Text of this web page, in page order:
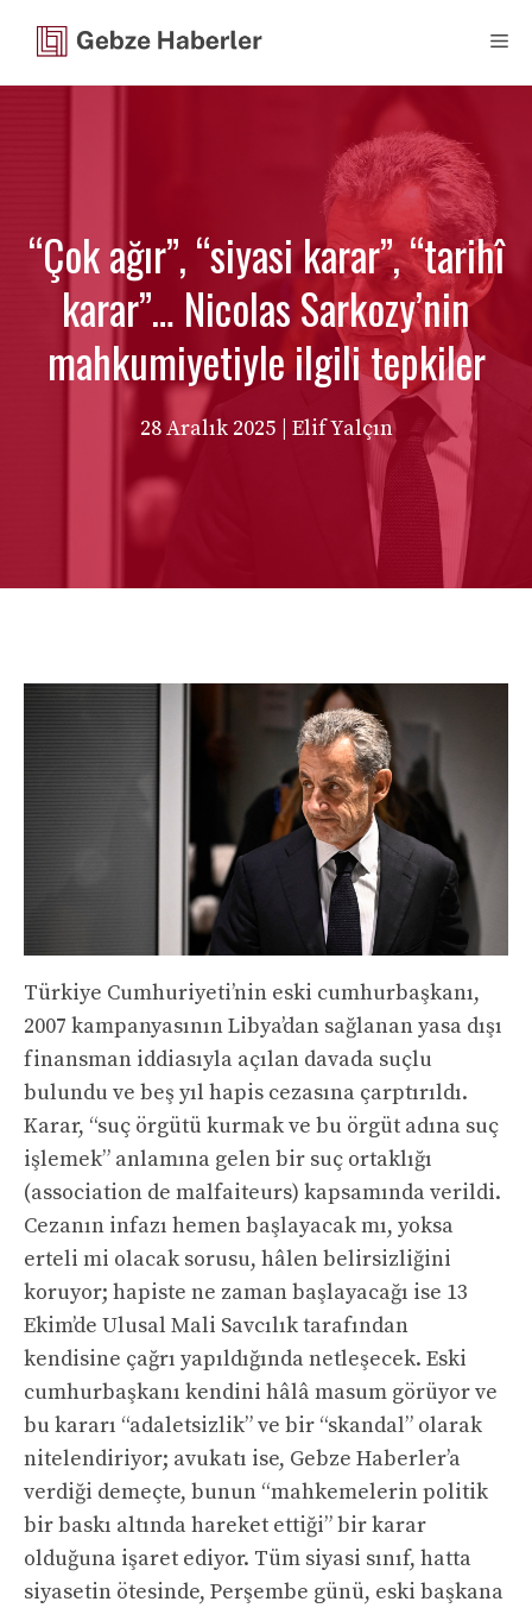
“Çok ağır”, “siyasi karar”, “tarihî
karar”… Nicolas Sarkozy’nin
mahkumiyetiyle ilgili tepkiler
28 Aralık 2025 | Elif Yalçın
Türkiye Cumhuriyeti’nin eski cumhurbaşkanı,
2007 kampanyasının Libya’dan sağlanan yasa dışı
finansman iddiasıyla açılan davada suçlu
bulundu ve beş yıl hapis cezasına çarptırıldı.
Karar, “suç örgütü kurmak ve bu örgüt adına suç
işlemek” anlamına gelen bir suç ortaklığı
(association de malfaiteurs) kapsamında verildi.
Cezanın infazı hemen başlayacak mı, yoksa
erteli mi olacak sorusu, hâlen belirsizliğini
koruyor; hapiste ne zaman başlayacağı ise 13
Ekim’de Ulusal Mali Savcılık tarafından
kendisine çağrı yapıldığında netleşecek. Eski
cumhurbaşkanı kendini hâlâ masum görüyor ve
bu kararı “adaletsizlik” ve bir “skandal” olarak
nitelendiriyor; avukatı ise, Gebze Haberler’a
verdiği demeçte, bunun “mahkemelerin politik
bir baskı altında hareket ettiği” bir karar
olduğuna işaret ediyor. Tüm siyasi sınıf, hatta
siyasetin ötesinde, Perşembe günü, eski başkana